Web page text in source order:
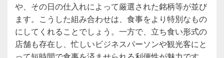
や、その日の仕入れによって厳選された銘柄等が並び
ます。こうした組み合わせは、食事をより特別なもの
にしてくれることでしょう。一方で、立ち食い形式の
店舗も存在し、忙しいビジネスパーソンや観光客にと